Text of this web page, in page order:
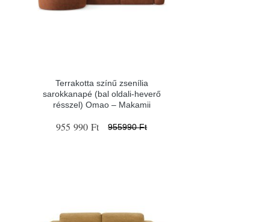
Terrakotta színű zsenília
sarokkanapé (bal oldali-heverő
résszel) Omao – Makamii
955 990 Ft 955990 Ft